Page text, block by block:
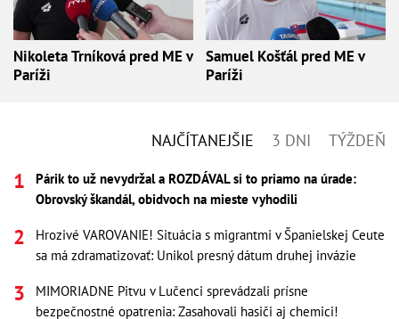
Nikoleta Trníková pred ME v
Paríži
Samuel Košťál pred ME v
Paríži
NAJČÍTANEJŠIE 3 DNI TÝŽDEŇ
Párik to už nevydržal a ROZDÁVAL si to priamo na úrade:
Obrovský škandál, obidvoch na mieste vyhodili
Hrozivé VAROVANIE! Situácia s migrantmi v Španielskej Ceute
sa má zdramatizovať: Unikol presný dátum druhej invázie
MIMORIADNE Pitvu v Lučenci sprevádzali prísne
bezpečnostné opatrenia: Zasahovali hasiči aj chemici!